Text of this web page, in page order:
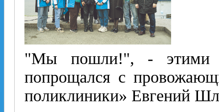
"Мы пошли!", - этими
попрощался с
поликлиники» Евгений